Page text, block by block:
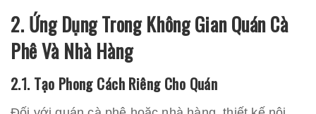
2. Ứng Dụng Trong Không Gian Quán Cà
Phê Và Nhà Hàng
2.1. Tạo Phong Cách Riêng Cho Quán